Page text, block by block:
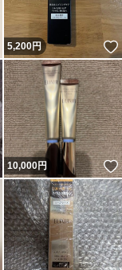
いいね！
5,200円
いいね！
10,000円